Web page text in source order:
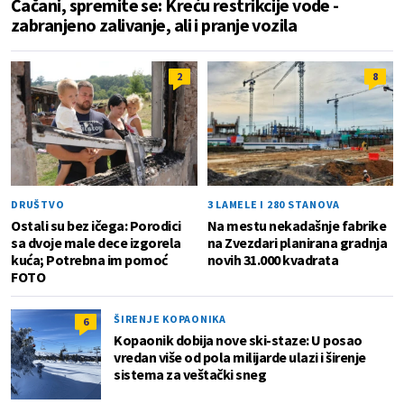
Čačani, spremite se: Kreću restrikcije vode -
zabranjeno zalivanje, ali i pranje vozila
2
DRUŠTVO
Ostali su bez ičega: Porodici
sa dvoje male dece izgorela
kuća; Potrebna im pomoć
FOTO
8
3 LAMELE I 280 STANOVA
Na mestu nekadašnje fabrike
na Zvezdari planirana gradnja
novih 31.000 kvadrata
6 ŠIRENJE KOPAONIKA
Kopaonik dobija nove ski-staze: U posao
vredan više od pola milijarde ulazi i širenje
sistema za veštački sneg